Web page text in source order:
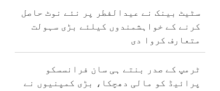
سٹیٹ بینک نے عیدالفطر پر نئے نوٹ حاصل
کرنے کے خواہشمندوں کیلئے بڑی سہولت
متعارف کروا دی
ٹرمپ کے صدر بنتے ہی سان فرانسسکو
پرائیڈ کو مالی دھچکا، بڑی کمپنیوں نے